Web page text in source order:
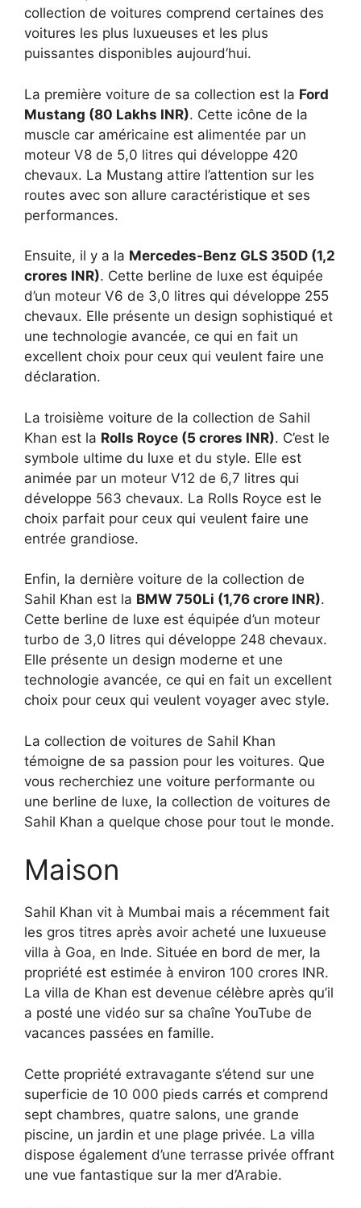
collection de voitures comprend certaines des
voitures les plus luxueuses et les plus
puissantes disponibles aujourd’hui.
La première voiture de sa collection est la Ford
Mustang (80 Lakhs INR). Cette icône de la
muscle car américaine est alimentée par un
moteur V8 de 5,0 litres qui développe 420
chevaux. La Mustang attire l’attention sur les
routes avec son allure caractéristique et ses
performances.
Ensuite, il y a la Mercedes-Benz GLS 350D (1,2
crores INR). Cette berline de luxe est équipée
d’un moteur V6 de 3,0 litres qui développe 255
chevaux. Elle présente un design sophistiqué et
une technologie avancée, ce qui en fait un
excellent choix pour ceux qui veulent faire une
déclaration.
La troisième voiture de la collection de Sahil
Khan est la Rolls Royce (5 crores INR). C’est le
symbole ultime du luxe et du style. Elle est
animée par un moteur V12 de 6,7 litres qui
développe 563 chevaux. La Rolls Royce est le
choix parfait pour ceux qui veulent faire une
entrée grandiose.
Enfin, la dernière voiture de la collection de
Sahil Khan est la BMW 750Li (1,76 crore INR).
Cette berline de luxe est équipée d’un moteur
turbo de 3,0 litres qui développe 248 chevaux.
Elle présente un design moderne et une
technologie avancée, ce qui en fait un excellent
choix pour ceux qui veulent voyager avec style.
La collection de voitures de Sahil Khan
témoigne de sa passion pour les voitures. Que
vous recherchiez une voiture performante ou
une berline de luxe, la collection de voitures de
Sahil Khan a quelque chose pour tout le monde.
Maison
Sahil Khan vit à Mumbai mais a récemment fait
les gros titres après avoir acheté une luxueuse
villa à Goa, en Inde. Située en bord de mer, la
propriété est estimée à environ 100 crores INR.
La villa de Khan est devenue célèbre après qu’il
a posté une vidéo sur sa chaîne YouTube de
vacances passées en famille.
Cette propriété extravagante s’étend sur une
superficie de 10 000 pieds carrés et comprend
sept chambres, quatre salons, une grande
piscine, un jardin et une plage privée. La villa
dispose également d’une terrasse privée offrant
une vue fantastique sur la mer d’Arabie.